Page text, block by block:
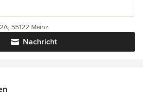
Nachricht
55122 Mainz